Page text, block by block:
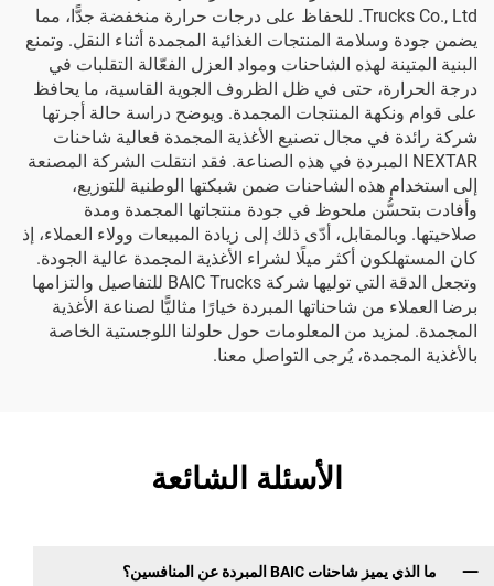
Trucks Co., Ltd. للحفاظ على درجات حرارة منخفضة جدًّا، مما
يضمن جودة وسلامة المنتجات الغذائية المجمدة أثناء النقل. وتمنع
البنية المتينة لهذه الشاحنات ومواد العزل الفعّالة التقلبات في
درجة الحرارة، حتى في ظل الظروف الجوية القاسية، ما يحافظ
على قوام ونكهة المنتجات المجمدة. ويوضح دراسة حالة أجرتها
شركة رائدة في مجال تصنيع الأغذية المجمدة فعالية شاحنات
NEXTAR المبردة في هذه الصناعة. فقد انتقلت الشركة المصنعة
إلى استخدام هذه الشاحنات ضمن شبكتها الوطنية للتوزيع،
وأفادت بتحسُّن ملحوظ في جودة منتجاتها المجمدة ومدة
صلاحيتها. وبالمقابل، أدّى ذلك إلى زيادة المبيعات وولاء العملاء، إذ
كان المستهلكون أكثر ميلًا لشراء الأغذية المجمدة عالية الجودة.
وتجعل الدقة التي توليها شركة BAIC Trucks للتفاصيل والتزامها
برضا العملاء من شاحناتها المبردة خيارًا مثاليًّا لصناعة الأغذية
المجمدة. لمزيد من المعلومات حول حلولنا اللوجستية الخاصة
بالأغذية المجمدة، يُرجى التواصل معنا.
الأسئلة الشائعة
ما الذي يميز شاحنات BAIC المبردة عن المنافسين؟